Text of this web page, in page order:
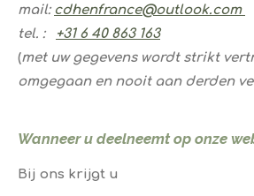
mail: cdhenfrance@outlook.com
​tel. :
+31 6 40 863 163
​(met uw gegevens wordt strikt
omgegaan en nooit aan derden
​Wanneer u deelneemt op onze
Bij ons krijgt u